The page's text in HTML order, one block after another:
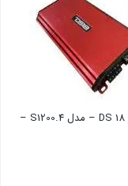
آمپلی فایر DS 18 – مدل S1200.4 –